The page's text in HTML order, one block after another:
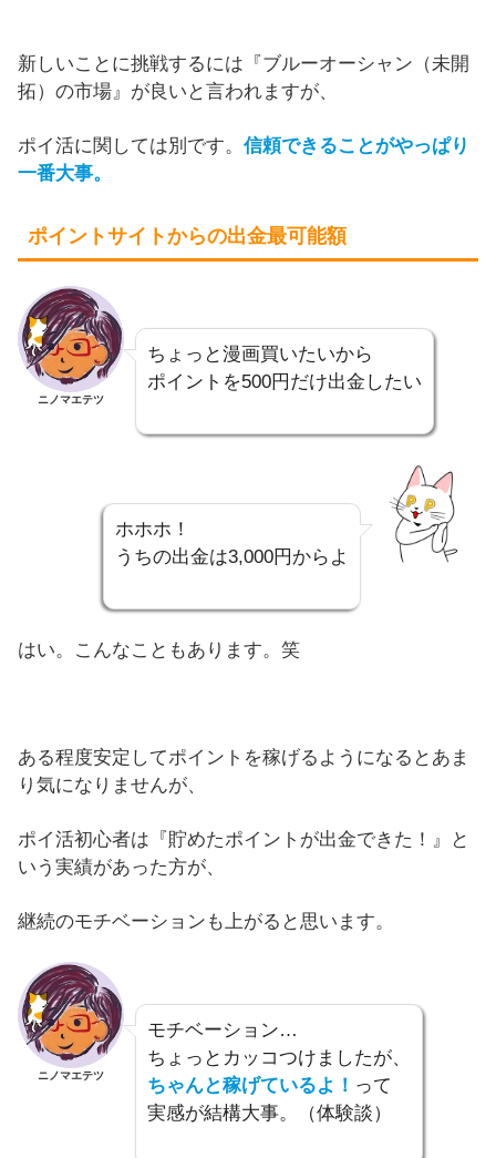
新しいことに挑戦するには『ブルーオーシャン（未開
拓）の市場』が良いと言われますが、
ポイ活に関しては別です。 信頼できることがやっぱり
一番大事。
ポイントサイトからの出金最可能額
ニノマエテツ
ちょっと漫画買いたいから
ポイントを500円だけ出金したい
ホホホ！
うちの出金は3,000円からよ
はい。こんなこともあります。笑
ある程度安定してポイントを稼げるようになるとあま
り気になりませんが、
ポイ活初心者は『貯めたポイントが出金できた！』と
いう実績があった方が、
継続のモチベーションも上がると思います。
ニノマエテツ
モチベーション…
ちょっとカッコつけましたが、
ちゃんと稼げているよ！ って
実感が結構大事。（体験談）